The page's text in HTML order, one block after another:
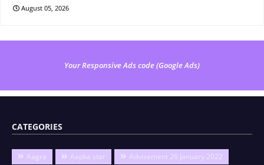
August 05, 2026
Your Responsive Ads code (Google Ads)
CATEGORIES
Aagra Aapka star
Advisement 26 January 2022